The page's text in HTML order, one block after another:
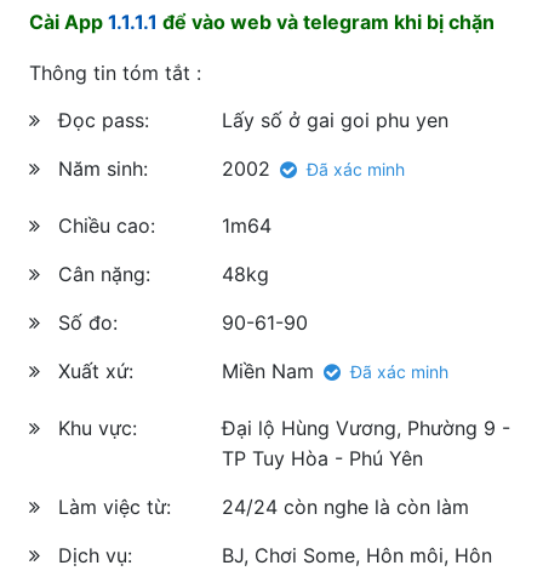
Cài App 1.1.1.1 để vào web và telegram khi bị chặn
Thông tin tóm tắt :
Đọc pass:
Lấy số ở gai goi phu yen
Năm sinh:
2002 Đã xác minh
Chiều cao:
1m64
Cân nặng:
48kg
Số đo:
90-61-90
Xuất xứ:
Miền Nam Đã xác minh
Khu vực:
Đại lộ Hùng Vương, Phường 9 -
TP Tuy Hòa - Phú Yên
Làm việc từ:
24/24 còn nghe là còn làm
Dịch vụ:
BJ, Chơi Some, Hôn môi, Hôn